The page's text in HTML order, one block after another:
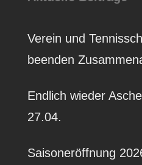
Verein und
beenden
Endlich wieder
27.04.
Saisoneröffnung